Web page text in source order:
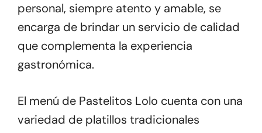
personal, siempre atento y amable, se
encarga de brindar un servicio de calidad
que complementa la experiencia
gastronómica.
El menú de Pastelitos Lolo cuenta con una
variedad de platillos tradicionales